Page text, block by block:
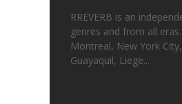
RREVERB is an
genres and from all
Montreal, New York
Guayaquil, Liege...